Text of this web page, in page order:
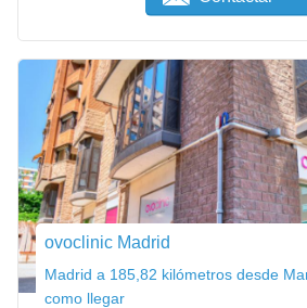
ovoclinic Madrid
Madrid a 185,82 kilómetros desde
como llegar